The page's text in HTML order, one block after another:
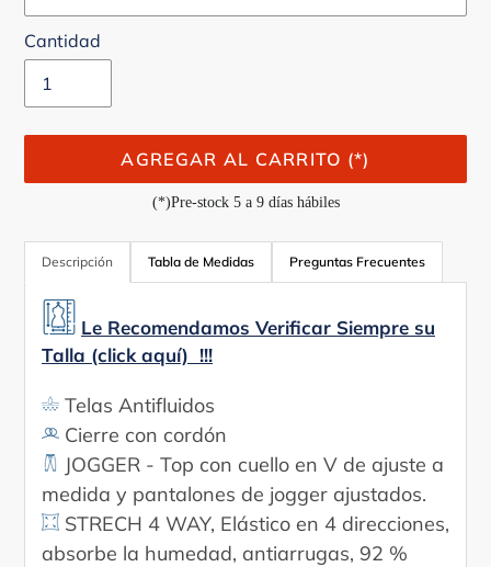
Cantidad
AGREGAR AL CARRITO (*)
(*)Pre-stock 5 a 9 días hábiles
Agregando
Descripción Tabla de Medidas Preguntas Frecuentes
Le Recomendamos Verificar Siempre su
Talla (click aquí) !!!
Telas Antifluidos
Cierre con cordón
JOGGER - Top con cuello en V de ajuste a
medida y pantalones de jogger ajustados.
STRECH 4 WAY, Elástico en 4 direcciones,
absorbe la humedad, antiarrugas, 92 %